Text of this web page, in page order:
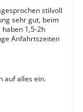
stilvoll
sehr gut, beim
1,5-2h
Anfahrtszeiten
auf alles ein.